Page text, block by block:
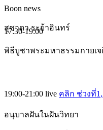
Boon news
สุชาดา ระย้าอินทร์
17:30-19:00
พิธีบูชาพระมหาธรรมกายเ
19:00-21:00 live คลิก ช่วงที่1
อนุบาลฝันในฝันวิทยา